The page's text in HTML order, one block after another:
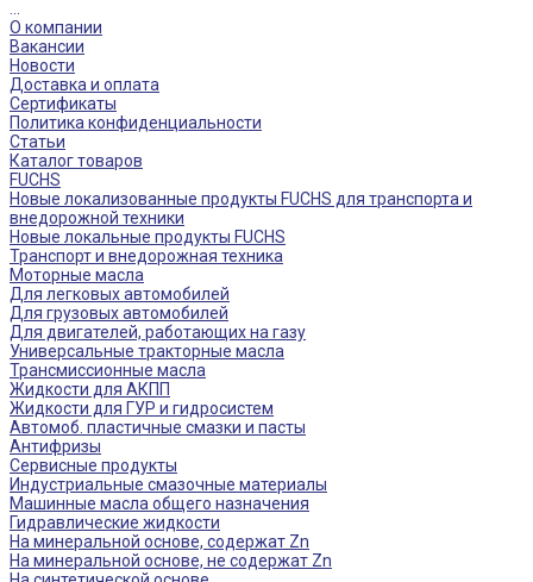
О компании
Вакансии
Новости
Доставка и оплата
Сертификаты
Политика конфиденциальности
Статьи
Каталог товаров
FUCHS
Новые локализованные продукты FUCHS для транспорта и
внедорожной техники
Новые локальные продукты FUCHS
Транспорт и внедорожная техника
Моторные масла
Для легковых автомобилей
Для грузовых автомобилей
Для двигателей, работающих на газу
Универсальные тракторные масла
Трансмиссионные масла
Жидкости для АКПП
Жидкости для ГУР и гидросистем
Автомоб. пластичные смазки и пасты
Антифризы
Сервисные продукты
Индустриальные смазочные материалы
Машинные масла общего назначения
Гидравлические жидкости
На минеральной основе, содержат Zn
На минеральной основе, не содержат Zn